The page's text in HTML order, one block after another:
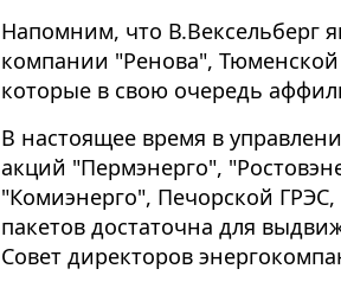
Напомним, что В.Вексельберг
компании "Ренова",
которые в свою очередь
В настоящее время в
акций "Пермэнерго",
"Комиэнерго", Печорской
пакетов достаточна для
Совет директоров